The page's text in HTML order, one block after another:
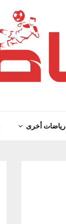
رياضات أخرى